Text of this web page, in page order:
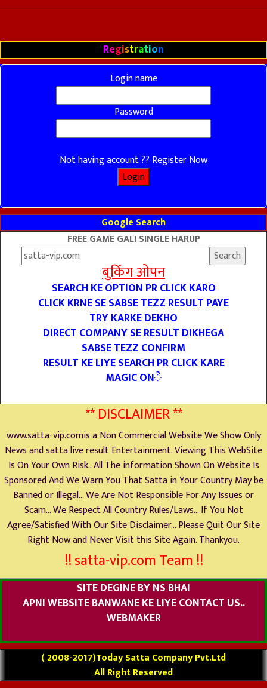
Registration
Login name
Password
Not having account ?? Register Now
Google Search
FREE GAME GALI SINGLE HARUP
बुकिंग ओपन
SEARCH KE OPTION PR CLICK KARO
CLICK KRNE SE SABSE TEZZ RESULT PAYE
TRY KARKE DEKHO
DIRECT COMPANY SE RESULT DIKHEGA
SABSE TEZZ CONFIRM
RESULT KE LIYE SEARCH PR CLICK KARE
MAGIC ONे
** DISCLAIMER **
www.satta-vip.comis a Non Commercial Website We Show Only
News and satta live result Entertainment. Viewing This WebSite
Is On Your Own Risk.. All The information Shown On Website Is
Sponsored And We Warn You That Satta in Your Country May be
Banned or Illegal... We Are Not Responsible For Any Issues or
Scam... We Respect All Country Rules/Laws... If You Not
Agree/Satisfied With Our Site Disclaimer... Please Quit Our Site
Right Now and Never Visit this Site Again. Thankyou.
!! satta-vip.com Team !!
SITE DEGINE BY NS BHAI
APNI WEBSITE BANWANE KE LIYE CONTACT US..
WEBMAKER
( 2008-2017)Today Satta Company Pvt.Ltd
All Right Reserved